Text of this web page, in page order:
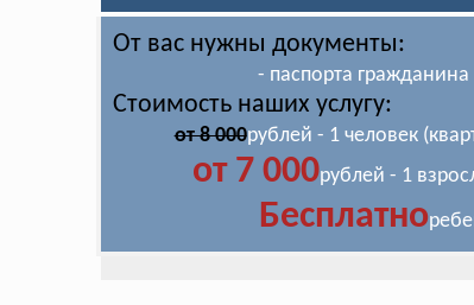
От вас нужны документы:
- паспорта
Стоимость наших услугу:
от 8 000рублей - 1 человек
от 7 000рублей - 1
Бесплатно